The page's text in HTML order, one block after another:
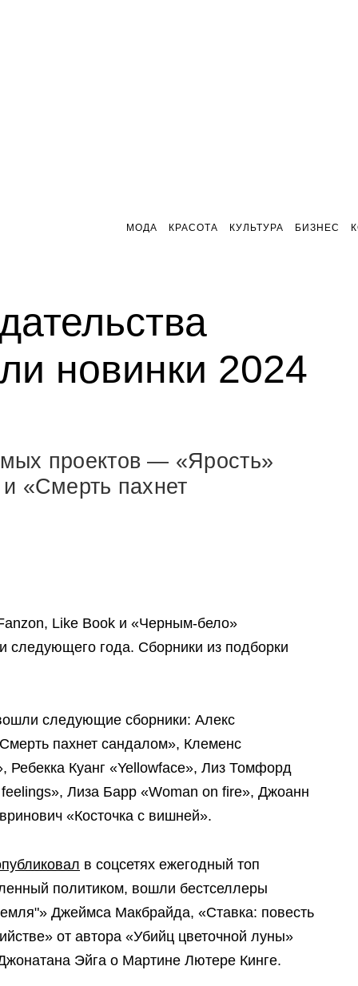
МОДА КРАСОТА КУЛЬТУРА БИЗНЕС
новинки 2024
проектов — «Ярость»
«Смерть пахнет
Like Book и «Черным-бело»
следующего года. Сборники из подборки
следующие сборники: Алекс
пахнет сандалом», Клеменс
Ребекка Куанг «Yellowface», Лиз Томфорд
Лиза Барр «Woman on fire», Джоанн
«Косточка с вишней».
в соцсетях ежегодный топ
политиком, вошли бестселлеры
Джеймса Макбрайда, «Ставка: повесть
от автора «Убийц цветочной луны»
Эйга о Мартине Лютере Кинге.